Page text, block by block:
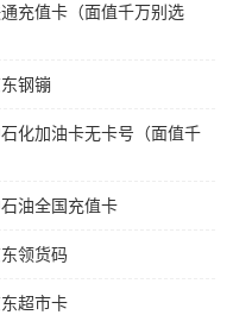
充值卡（面值千万别选
钢镚
化加油卡无卡号（面值千
油全国充值卡
领货码
超市卡